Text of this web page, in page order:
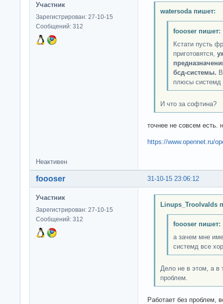
Участник
Зарегистрирован: 27-10-15
Сообщений: 312
watersoda пишет:
foooser пишет:
Кстати пусть
приготовятся,
бсд-системы.
плюсы системд
И что за софтина?
точнее не совсем есть.
https://www.opennet.ru/
Неактивен
31-10-15 23:06:12
foooser
Участник
Зарегистрирован: 27-10-15
Сообщений: 312
Linups_Troolvalds
foooser пишет:
а зачем мне
системд все
Дело не в этом, а в
проблем.
Работает без проблем,